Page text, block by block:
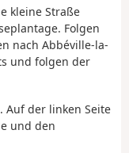
kleine Straße
Folgen
nach Abbéville-la-
und folgen der
Auf der linken Seite
und den